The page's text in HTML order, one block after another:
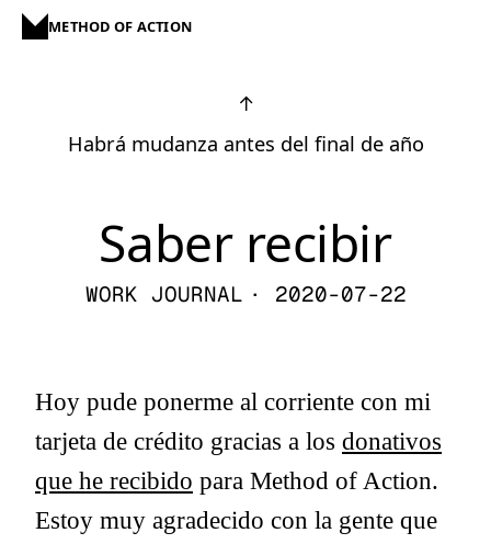
METHOD OF ACTION
↑
Habrá mudanza antes del final de año
Saber recibir
WORK JOURNAL · 2020-07-22
Hoy pude ponerme al corriente con mi
tarjeta de crédito gracias a los donativos
que he recibido para Method of Action.
Estoy muy agradecido con la gente que